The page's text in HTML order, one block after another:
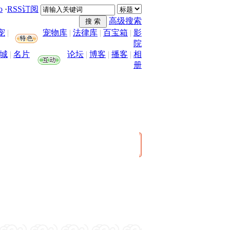
·RSS订阅
高级搜索
| 宠物库 | 法律库 | 百宝箱 | 影
院
| 名片 论坛 | 博客 | 播客 | 相
册